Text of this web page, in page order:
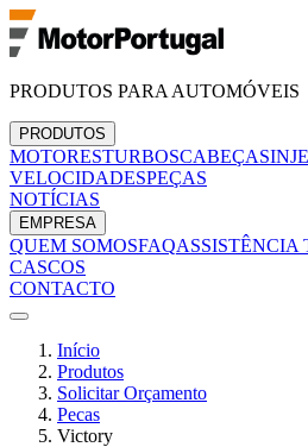
PRODUTOS PARA AUTOMÓVEIS
PRODUTOS
MOTORESTURBOSCABEÇAS
VELOCIDADESPEÇAS
NOTÍCIAS
EMPRESA
QUEM SOMOSFAQASSISTÊNCIA
CASCOS
CONTACTO
Início
Produtos
Solicitar Orçamento
Pecas
Victory